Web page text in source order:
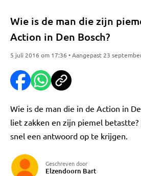
Wie is de man die zijn
Action in Den Bosch?
5 juli 2016 om 17:36 • Aangepast 23
Wie is de man die in de Action in
liet zakken en zijn piemel
snel een antwoord op te krijgen.
Geschreven door
Elzendoorn Bart